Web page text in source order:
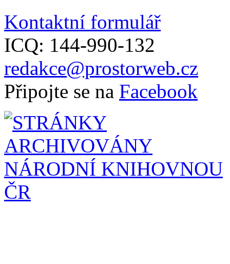
Kontaktní formulář
ICQ: 144-990-132
redakce@prostorweb.cz
Připojte se na Facebook